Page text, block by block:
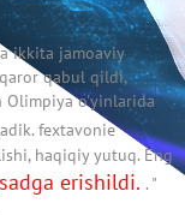
ikkita jamoaviy
qabul qildi,
Olimpiya o'yinlarida
fextavonie
haqiqiy yutuq. Eng
erishildi. . "